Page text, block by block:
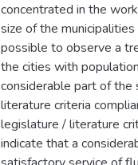
concentrated in the
size of the
possible to observe a
the cities with
considerable part of
literature criteria
legislature / literature
indicate that a